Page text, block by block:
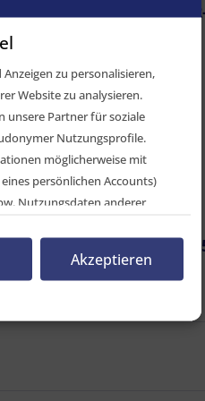
LP 20, 3000 mm -
ASS LP 20, 3000 mm -
zu personalisieren,
Website zu analysieren.
unsere Partner für soziale
Nutzungsprofile.
möglicherweise mit
persönlichen Accounts)
Nutzungsdaten anderer
vornehmen.
Akzeptieren